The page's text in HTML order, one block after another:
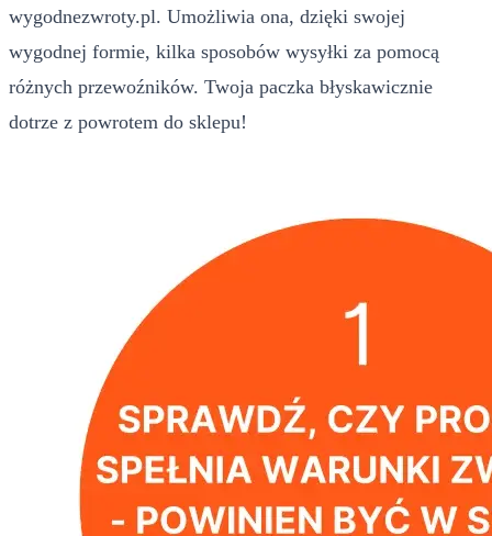
wygodnezwroty.pl. Umożliwia ona, dzięki swojej
wygodnej formie, kilka sposobów wysyłki za pomocą
różnych przewoźników. Twoja paczka błyskawicznie
dotrze z powrotem do sklepu!